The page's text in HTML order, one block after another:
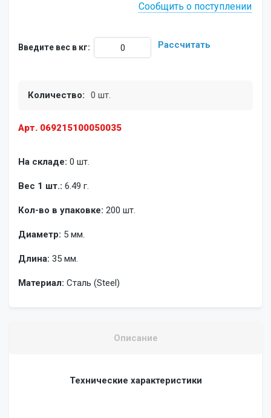
Арт. 069215100050035
На складе: 0 шт.
Вес 1 шт.: 6.49 г.
Кол-во в упаковке: 200 шт.
Диаметр: 5 мм.
Длина: 35 мм.
Материал: Сталь (Steel)
Сообщить о поступлении
Введите вес в кг: Рассчитать
Количество: 0 шт.
Описание
Технические характеристики